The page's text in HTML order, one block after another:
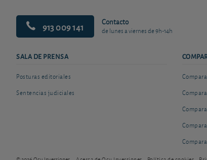
913 009 141 Contacto
de lunes a viernes de 9h-14h
SALA DE PRENSA
Posturas editoriales
Sentencias judiciales